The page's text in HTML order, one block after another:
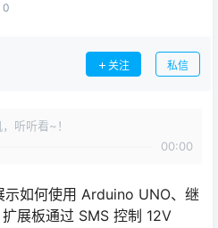
0
关注 私信
听听看~！
00:00
示如何使用 Arduino UNO、继
展板通过 SMS 控制 12V